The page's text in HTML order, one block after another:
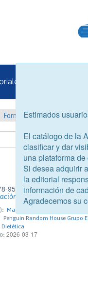
Formato Año de
956-6489-02-3
emocional
Maercovich Valiente, Johana
Penguin Random House Grupo
Dietética
2026-03-17
Estimados
El catálogo de la
clasificar y dar
una plataforma
Si desea adquirir
la editorial
información de
Agradecemos su